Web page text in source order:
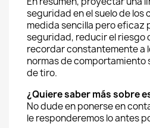
seguridad en el suelo de los
medida sencilla pero eficaz
seguridad, reducir el riesgo
recordar constantemente a
normas de comportamiento
de tiro.
¿Quiere saber más sobre
No dude en ponerse en
le responderemos lo antes